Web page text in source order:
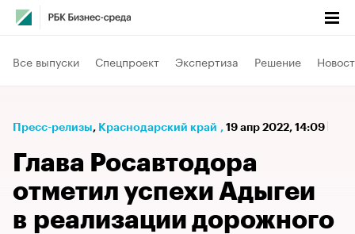
Все выпуски Спецпроект Экспертиза Решение
Пресс-релизы⁠, Краснодарский край , 19 апр 2022, 14:09
Глава Росавтодора
отметил успехи Адыгеи
в реализации дорожного